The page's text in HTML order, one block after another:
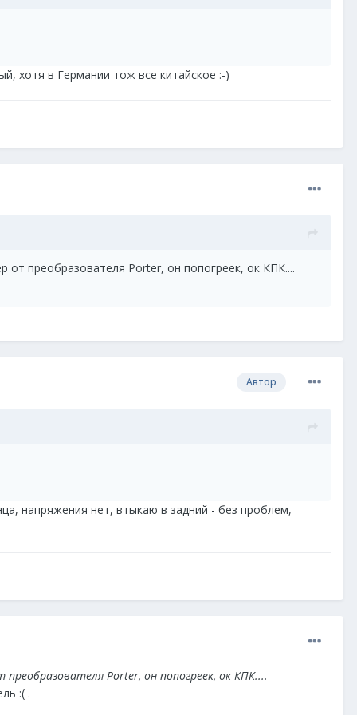
хотя в Германии тож все китайское :-)
от преобразователя Porter, он попогреек, ок КПК....
Автор
напряжения нет, втыкаю в задний - без проблем,
Porter, он попогреек, ок КПК....
:( .